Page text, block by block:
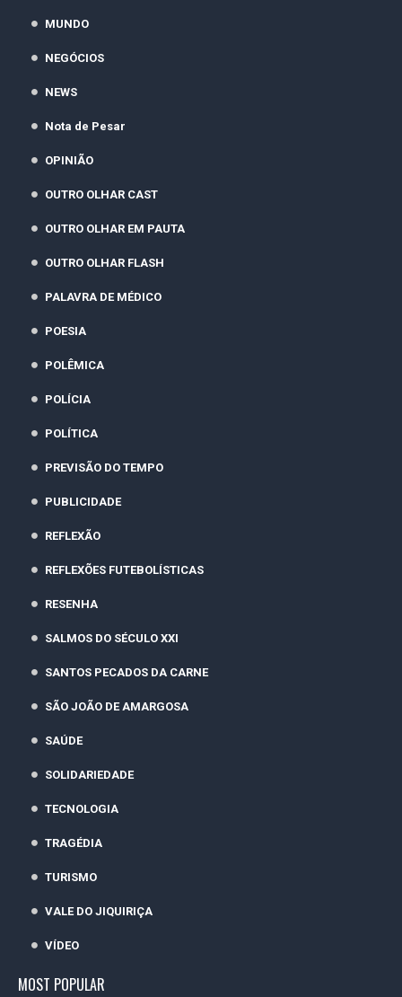
MUNDO
NEGÓCIOS
NEWS
Nota de Pesar
OPINIÃO
OUTRO OLHAR CAST
OUTRO OLHAR EM PAUTA
OUTRO OLHAR FLASH
PALAVRA DE MÉDICO
POESIA
POLÊMICA
POLÍCIA
POLÍTICA
PREVISÃO DO TEMPO
PUBLICIDADE
REFLEXÃO
REFLEXÕES FUTEBOLÍSTICAS
RESENHA
SALMOS DO SÉCULO XXI
SANTOS PECADOS DA CARNE
SÃO JOÃO DE AMARGOSA
SAÚDE
SOLIDARIEDADE
TECNOLOGIA
TRAGÉDIA
TURISMO
VALE DO JIQUIRIÇA
VÍDEO
MOST POPULAR